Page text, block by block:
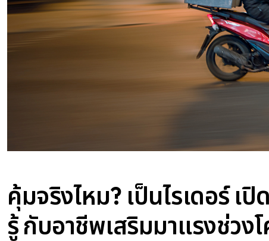
คุ้มจริงไหม? เป็นไรเดอร์
รู้ กับอาชีพเสริมมาแรงช่วง